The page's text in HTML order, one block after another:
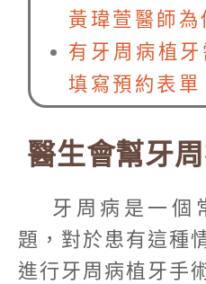
黃瑋萱醫師為
有牙周病植
填寫預約表單
醫生會幫牙
牙周病是一個
題，對於患有這種
進行牙周病植牙手